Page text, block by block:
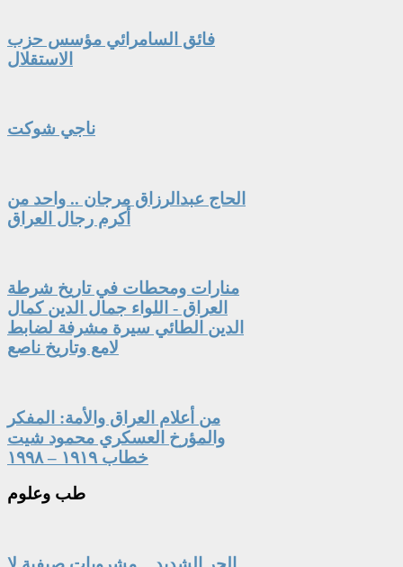
فائق السامرائي مؤسس حزب
الاستقلال
ناجي شوكت
الحاج عبدالرزاق مرجان .. واحد من
أكرم رجال العراق
منارات ومحطات في تاريخ شرطة
العراق - اللواء جمال الدين كمال
الدين الطائي سيرة مشرفة لضابط
لامع وتاريخ ناصع
من أعلام العراق والأمة: المفكر
والمؤرخ العسكري محمود شيت
خطاب ١٩١٩ – ١٩٩٨
طب وعلوم